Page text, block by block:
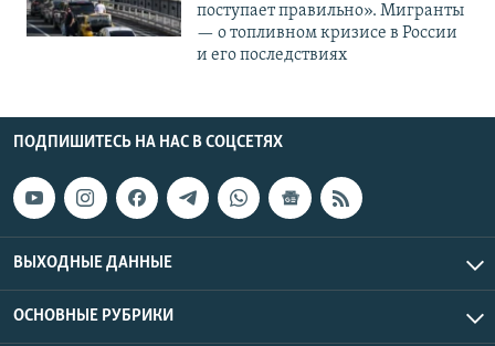
поступает правильно». Мигранты
— о топливном кризисе в России
и его последствиях
ПОДПИШИТЕСЬ НА НАС В СОЦСЕТЯХ
ВЫХОДНЫЕ ДАННЫЕ
ОСНОВНЫЕ РУБРИКИ